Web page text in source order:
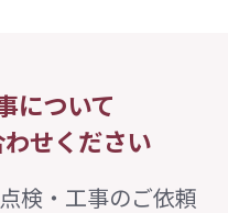
について
せください
検・工事のご依頼